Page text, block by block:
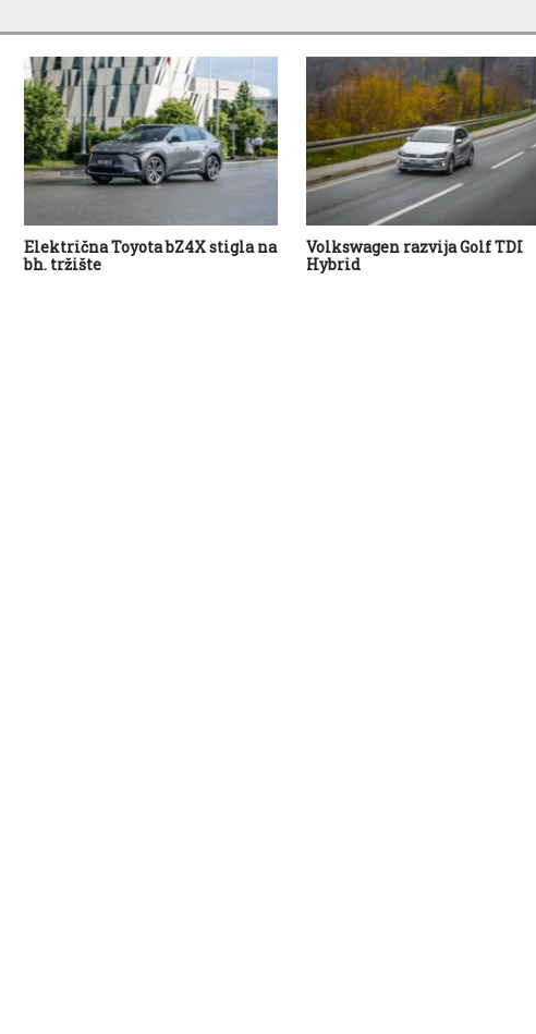
Električna Toyota bZ4X stigla na
bh. tržište
Volkswagen razvija Golf TDI
Hybrid